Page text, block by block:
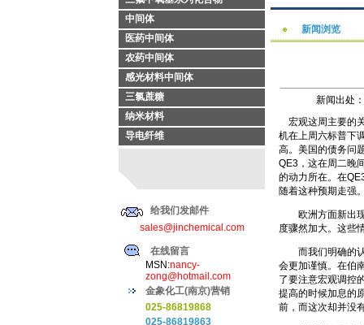
中间体
医药中间体
农药中间体
感光材料中间体
三氯蔗糖
纳米材料
导电纤维
给我们发邮件
sales@jinchemical.com
在线留言
MSN:nancy-
zong@hotmail.com
金象化工(南京)营销
025-86819868
025-86819863
新闻浏览
新闻出处
宏观这周主要的
机在上周六标普下
高。美国的债务问
QE3，这在周二晚
的动力所在。在
随着这种预期走强
欧洲方面新出现
度骤然加大。这些
而我们明确的认
会更加谨慎。在伯
了要注意宏观调控
提高的时候加息的
前，而这次却并没